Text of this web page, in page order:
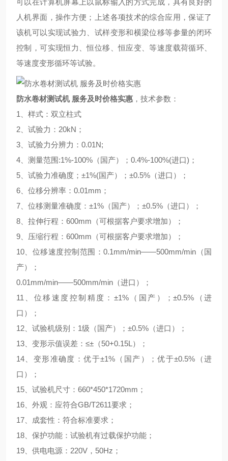
可以在计算机屏幕上以鼠标输入的方式完成，具有良好的
人机界面，操作方便；上述各项技术的综合应用，保证了
该机可以实现试验力、试样变形和横梁位移等参量的闭环
控制，可实现恒力、恒位移、恒应变、等速度载荷循环、
等速度变形循环等试验。
防水卷材测试机 服务及时价格实惠 ，技术参数：
1、样式：双立柱式
2、试验力：20kN；
3、试验力分辨力：0.01N;
4、测量范围:1%-100%（国产）；0.4%-100%(进口)；
5、试验力准确度；±1%(国产）；±0.5%（进口）；
6、位移分辨率：0.01mm；
7、位移测量准确度：±1%（国产）；±0.5%（进口）；
8、拉伸行程：600mm（可根据客户要求增加）；
9、压缩行程：600mm（可根据客户要求增加）；
10、位移速度控制范围：0.1mm/min——500mm/min（国
产）；
0.01mm/min——500mm/min（进口）；
11、位移速度控制精度：±1%（国产）；±0.5%（进
口）；
12、试验机级别：1级（国产）；±0.5%（进口）；
13、变形示值误差：≤±（50+0.15L）；
14、变形准确度：优于±1%（国产）；优于±0.5%（进
口）；
15、试验机尺寸：660*450*1720mm；
16、外观：应符合GB/T2611要求；
17、成套性：符合标准要求；
18、保护功能：试验机有过载保护功能；
19、供电电源：220V，50Hz；